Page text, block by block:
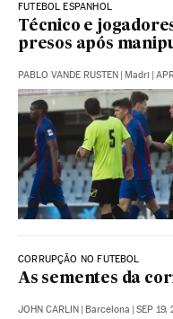
FUTEBOL ESPANHOL
Técnico e
presos após
PABLO VANDE RUSTEN Madri
CORRUPÇÃO NO FUTEBOL
As sementes da
JOHN CARLIN Barcelona SEP 19,